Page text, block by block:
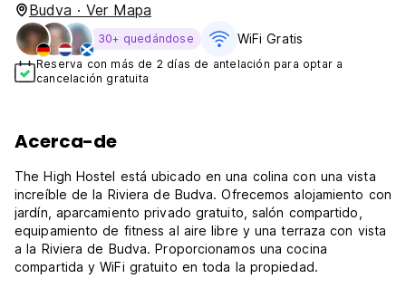
Budva · Ver Mapa
30+ quedándose WiFi Gratis
Reserva con más de 2 días de antelación para optar a
cancelación gratuita
Acerca-de
The High Hostel está ubicado en una colina con una vista
increíble de la Riviera de Budva. Ofrecemos alojamiento con
jardín, aparcamiento privado gratuito, salón compartido,
equipamiento de fitness al aire libre y una terraza con vista
a la Riviera de Budva. Proporcionamos una cocina
compartida y WiFi gratuito en toda la propiedad.